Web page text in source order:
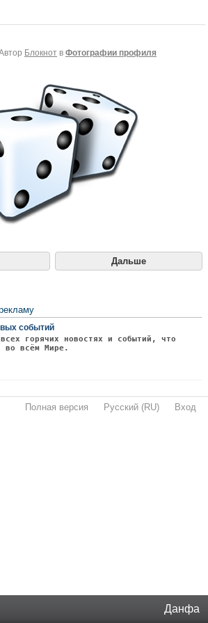
Данфа
Блокнот в Фотографии профиля
Дальше
событий
всех горячих новостях и событий, что
во всём Мире.
Полная версия Русский (RU) Вход